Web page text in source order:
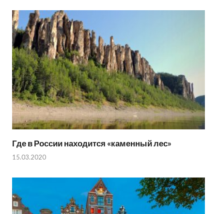
Где в России находится «каменный лес»
15.03.2020